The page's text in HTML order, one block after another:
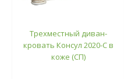
Трехместный диван-
кровать Консул 2020-С в
коже (СП)